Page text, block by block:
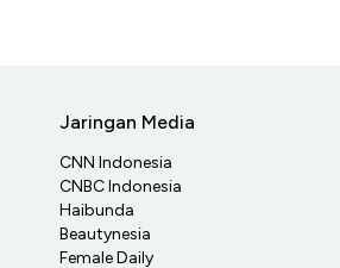
Jaringan Media
CNN Indonesia
CNBC Indonesia
Haibunda
Beautynesia
Female Daily